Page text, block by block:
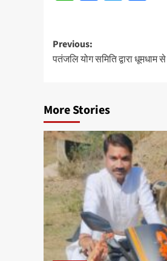
Post
navigation
Previous:
पतंजलि योग समिति द्वारा धूमधाम
More Stories